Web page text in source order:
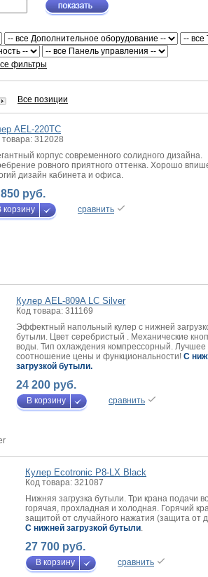
фильтры
Все позиции
AEL-220TC
товара: 312028
корпус современного солидного дизайна.
ровного приятного оттенка. Хорошо
дизайн кабинета и офиса.
руб.
сравнить
корзину
Кулер AEL-809A LC Silver
Код товара: 311169
Эффектный напольный кулер с нижней
бутыли. Цвет серебристый . Механические
воды. Тип охлаждения компрессорный. Лучшее
соотношение цены и функциональности! C
загрузкой бутыли.
24 200 руб.
сравнить
В корзину
Кулер Ecotronic P8-LX Black
Код товара: 321087
Нижняя загрузка бутыли. Три крана подачи
горячая, прохладная и холодная. Горячий
защитой от случайного нажатия (защита от
C нижней загрузкой бутыли
27 700 руб.
сравнить
В корзину